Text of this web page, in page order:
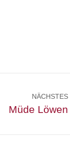
NÄCHSTES
Müde Löwen